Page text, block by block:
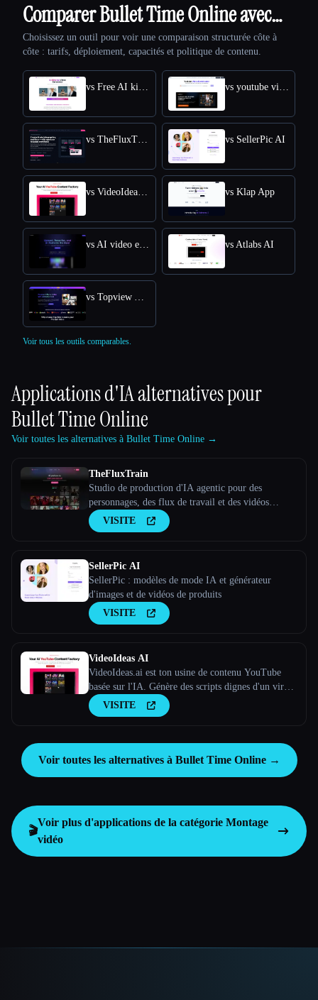
Comparer Bullet Time Online avec…
Choisissez un outil pour voir une comparaison structurée côte à
côte : tarifs, déploiement, capacités et politique de contenu.
vs Free AI kissing video generator vs youtube video downloader
vs TheFluxTrain vs SellerPic AI
vs VideoIdeas AI vs Klap App
vs AI video editor vs Atlabs AI
vs Topview AI URL to Video
Voir tous les outils comparables.
Applications d'IA alternatives pour
Bullet Time Online
Voir toutes les alternatives à Bullet Time Online →
TheFluxTrain
Studio de production d'IA agentic pour des
personnages, des flux de travail et des vidéos
cohérents
VISITE
SellerPic AI
SellerPic : modèles de mode IA et générateur
d'images et de vidéos de produits
VISITE
VideoIdeas AI
VideoIdeas.ai est ton usine de contenu YouTube
basée sur l'IA. Génère des scripts dignes d'un virus,
de nouvelles idées de vidéos et du contenu captivant
en quelques minutes.
VISITE
Voir toutes les alternatives à Bullet Time Online →
🎬
Voir plus d'applications de la catégorie Montage
vidéo